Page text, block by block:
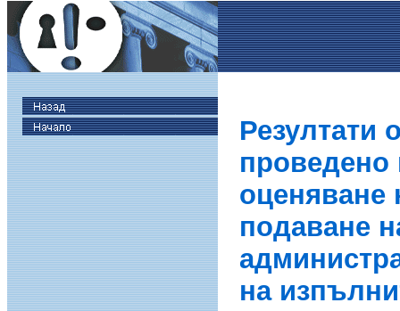
Резултати
проведено
оценяване
подаване
на